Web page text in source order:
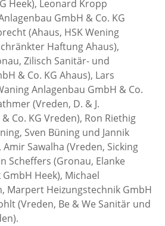
Heek), Leonard Kropp
GmbH & Co. KG
(Ahaus, HSK Wening
Haftung Ahaus),
Zilisch Sanitär- und
& Co. KG Ahaus), Lars
Anlagenbau GmbH & Co.
(Vreden, D. & J.
Co. KG Vreden), Ron Riethig
Sven Büning und Jannik
Amir Sawalha (Vreden, Sicking
Scheffers (Gronau, Elanke
Heek), Michael
Marpert Heizungstechnik GmbH
(Vreden, Be & We Sanitär und